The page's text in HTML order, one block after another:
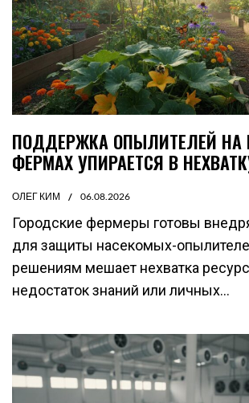
ПОДДЕРЖКА ОПЫЛИТЕЛЕЙ НА
ФЕРМАХ УПИРАЕТСЯ В
ОЛЕГ КИМ 06.08.2026
Городские фермеры готовы
для защиты насекомых-
решениям мешает нехватка
недостаток знаний или личных...